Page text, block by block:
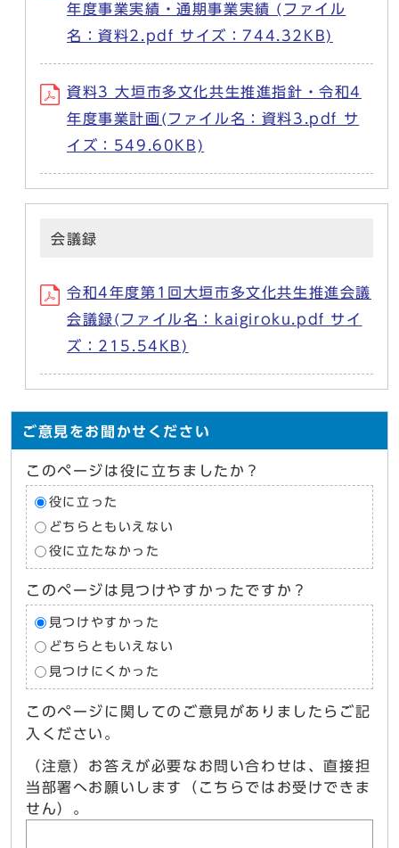
年度事業実績・通期事業実績 (ファイル
名：資料2.pdf サイズ：744.32KB)
資料3 大垣市多文化共生推進指針・令和4
年度事業計画(ファイル名：資料3.pdf サ
イズ：549.60KB)
会議録
令和4年度第1回大垣市多文化共生推進会議
会議録(ファイル名：kaigiroku.pdf サイ
ズ：215.54KB)
ご意見をお聞かせください
このページは役に立ちましたか？
役に立った
どちらともいえない
役に立たなかった
このページは見つけやすかったですか？
見つけやすかった
どちらともいえない
見つけにくかった
このページに関してのご意見がありましたらご記
入ください。
（注意）お答えが必要なお問い合わせは、直接担
当部署へお願いします（こちらではお受けできま
せん）。